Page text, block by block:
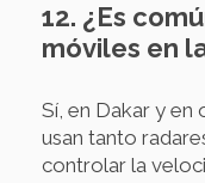
12. ¿Es
móviles en
Sí, en Dakar y en
usan tanto
controlar la